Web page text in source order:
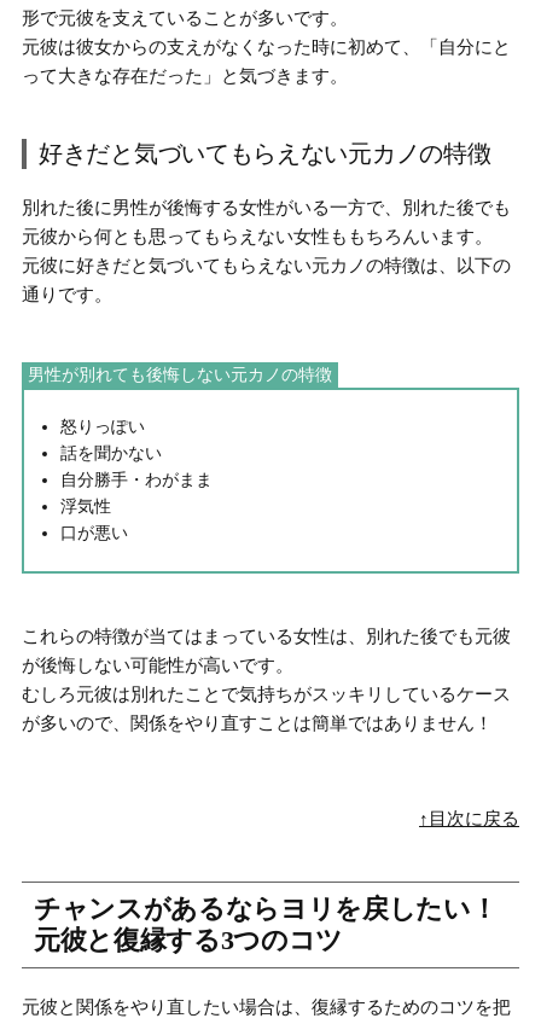
形で元彼を支えていることが多いです。
元彼は彼女からの支えがなくなった時に初めて、「自分にと
って大きな存在だった」と気づきます。
好きだと気づいてもらえない元カノの特徴
別れた後に男性が後悔する女性がいる一方で、別れた後でも
元彼から何とも思ってもらえない女性ももちろんいます。
元彼に好きだと気づいてもらえない元カノの特徴は、以下の
通りです。
男性が別れても後悔しない元カノの特徴
怒りっぽい
話を聞かない
自分勝手・わがまま
浮気性
口が悪い
これらの特徴が当てはまっている女性は、 別れた後でも元彼
が後悔しない可能性が高いです。
むしろ元彼は別れたことで気持ちがスッキリしているケース
が多いので、関係をやり直すことは簡単ではありません！
↑目次に戻る
チャンスがあるならヨリを戻したい！
元彼と復縁する3つのコツ
元彼と関係をやり直したい場合は、復縁するためのコツを把